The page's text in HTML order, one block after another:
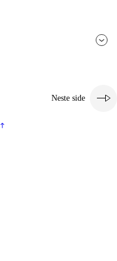
Neste side